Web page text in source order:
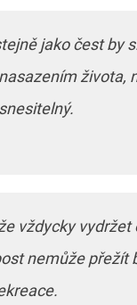
jako čest by
života,
vždycky vydržet
nemůže přežít